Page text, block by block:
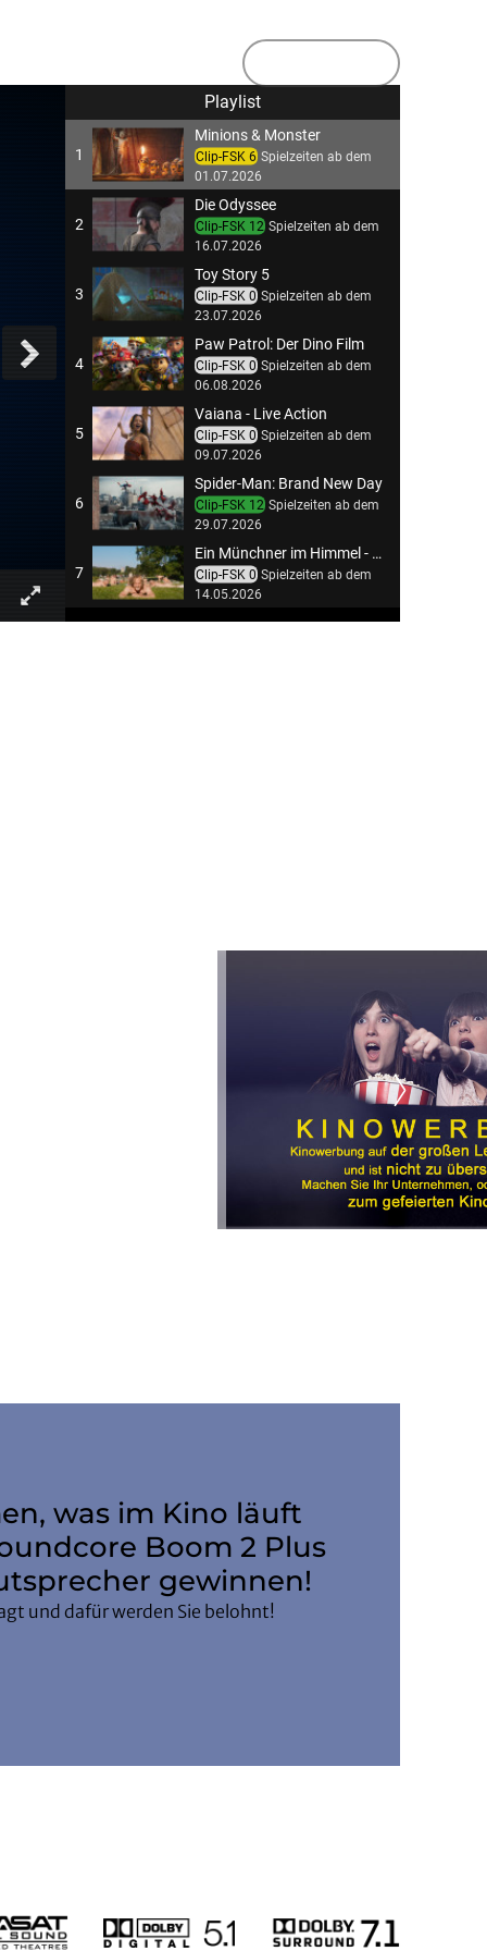
Playlist
1
Minions & Monster
Clip-FSK 6 Spielzeiten ab dem
01.07.2026
2
Die Odyssee
Clip-FSK 12 Spielzeiten ab dem
16.07.2026
3
Toy Story 5
Clip-FSK 0 Spielzeiten ab dem
23.07.2026
4
Paw Patrol: Der Dino Film
Clip-FSK 0 Spielzeiten ab dem
06.08.2026
5
Vaiana - Live Action
Clip-FSK 0 Spielzeiten ab dem
09.07.2026
6
Spider-Man: Brand New Day
Clip-FSK 12 Spielzeiten ab dem
29.07.2026
7
Ein Münchner im Himmel - Der Tod ist erst der Anfang
Clip-FSK 0 Spielzeiten ab dem
14.05.2026
Obsession - Du sollst mich lieben
was im Kino läuft
Boom 2 Plus
gewinnen!
und dafür werden Sie belohnt!